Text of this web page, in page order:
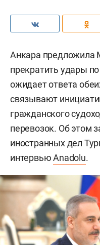
Анкара предложила
прекратить удары
ожидает ответа
связывают
гражданского
перевозок. Об этом
иностранных дел
интервьюAnadolu.